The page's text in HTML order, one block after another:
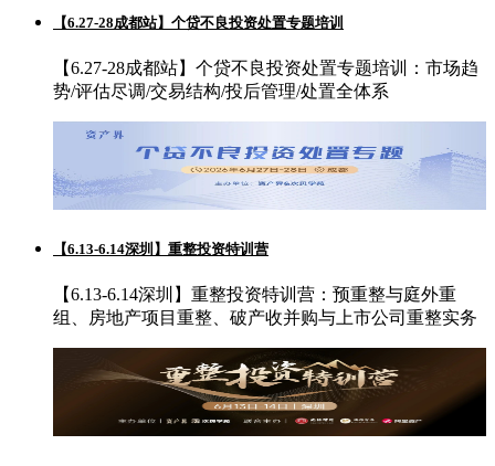
【6.27-28成都站】个贷不良投资处置专题培训
【6.27-28成都站】个贷不良投资处置专题培训：市场趋
势/评估尽调/交易结构/投后管理/处置全体系
【6.13-6.14深圳】重整投资特训营
【6.13-6.14深圳】重整投资特训营：预重整与庭外重
组、房地产项目重整、破产收并购与上市公司重整实务